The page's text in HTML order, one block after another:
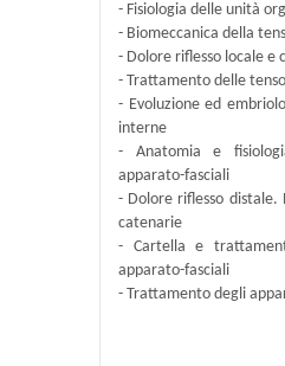
- Fisiologia delle unità
- Biomeccanica della
- Dolore riflesso locale e
- Trattamento delle
- Evoluzione ed
interne
- Anatomia e
apparato-fasciali
- Dolore riflesso distale.
catenarie
- Cartella e
apparato-fasciali
- Trattamento degli